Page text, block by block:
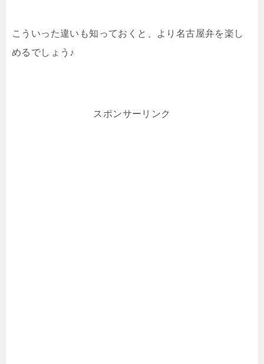
こういった違いも知っておくと、より名古屋弁を楽し
めるでしょう♪
スポンサーリンク